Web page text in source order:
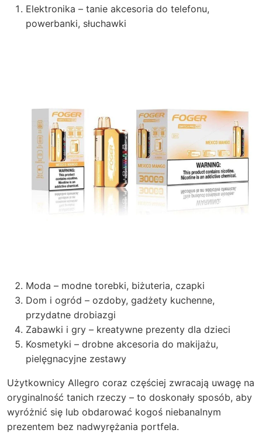
Elektronika – tanie akcesoria do telefonu,
powerbanki, słuchawki
Moda – modne torebki, biżuteria, czapki
Dom i ogród – ozdoby, gadżety kuchenne,
przydatne drobiazgi
Zabawki i gry – kreatywne prezenty dla dzieci
Kosmetyki – drobne akcesoria do makijażu,
pielęgnacyjne zestawy
Użytkownicy Allegro coraz częściej zwracają uwagę na
oryginalność tanich rzeczy – to doskonały sposób, aby
wyróżnić się lub obdarować kogoś niebanalnym
prezentem bez nadwyrężania portfela.